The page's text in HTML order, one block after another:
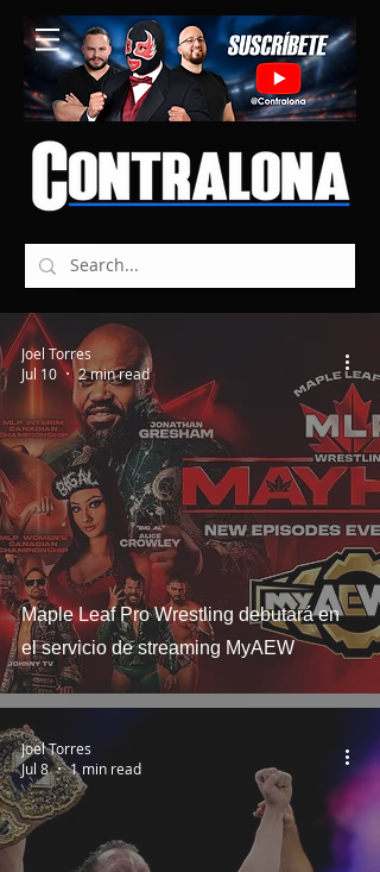
Maple Leaf Pro Wrestling debutará en
el servicio de streaming MyAEW
Joel Torres
Jul 10
2 min read
Joel Torres
Jul 8
1 min read